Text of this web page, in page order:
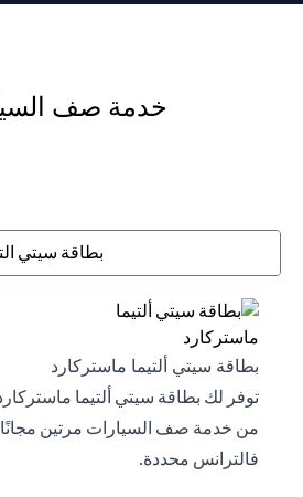
خدمة صف
بطاقة سيتي
بطاقة سيتي ألتيما ماستركارد
توفر لك بطاقة سيتي ألتيما ماستركارد
من خدمة صف السيارات مرتين
فالترانس محددة.